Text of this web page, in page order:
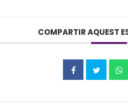
COMPARTIR AQUEST